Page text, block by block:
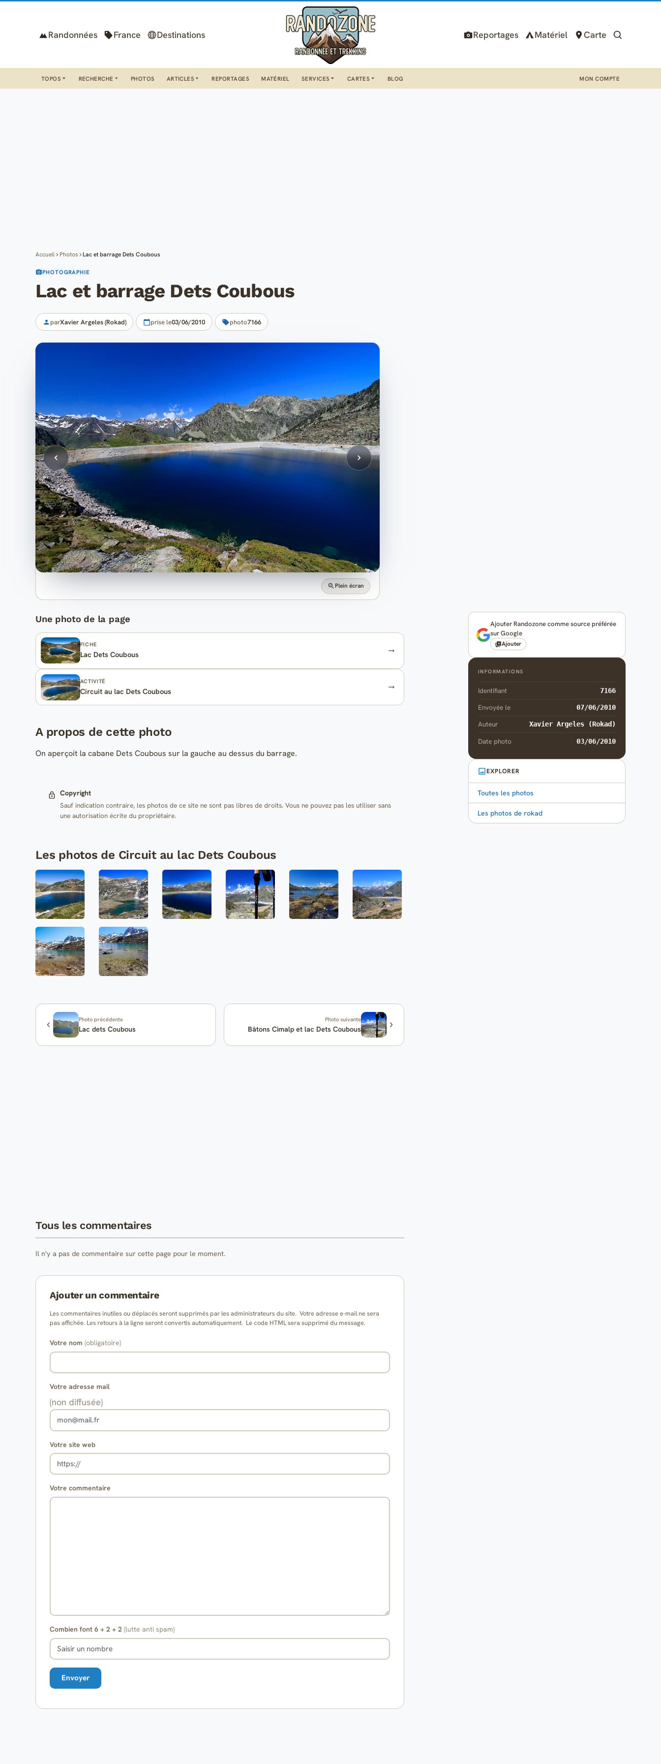
Randonnées France Destinations Reportages Matériel Carte
TOPOS RECHERCHE PHOTOS ARTICLES REPORTAGES MATÉRIEL SERVICES CARTES BLOG MON COMPTE
Accueil Photos Lac et barrage Dets Coubous
PHOTOGRAPHIE
Lac et barrage Dets Coubous
parXavier Argeles (Rokad) prise le03/06/2010 photo7166
Plein écran
Une photo de la page
FICHE
Lac Dets Coubous
ACTIVITÉ
Circuit au lac Dets Coubous
A propos de cette photo
On aperçoit la cabane Dets Coubous sur la gauche au dessus du barrage.
Copyright
Sauf indication contraire, les photos de ce site ne sont pas libres de droits. Vous ne pouvez pas les utiliser sans
une autorisation écrite du propriétaire.
Les photos de Circuit au lac Dets Coubous
Photo précédente
Lac dets Coubous
Photo suivante
Bâtons Cimalp et lac Dets Coubous
Tous les commentaires
Il n'y a pas de commentaire sur cette page pour le moment.
Ajouter un commentaire
Les commentaires inutiles ou déplacés seront supprimés par les administrateurs du site. Votre adresse e-mail ne sera
pas affichée. Les retours à la ligne seront convertis automatiquement. Le code HTML sera supprimé du message.
Votre nom (obligatoire)
Votre adresse mail
(non diffusée)
Votre site web
Votre commentaire
Combien font 6 + 2 + 2 (lutte anti spam)
Ajouter Randozone comme source préférée
sur Google
Ajouter
INFORMATIONS
Identifiant 7166
Envoyée le 07/06/2010
Auteur Xavier Argeles (Rokad)
Date photo 03/06/2010
EXPLORER
Toutes les photos
Les photos de rokad